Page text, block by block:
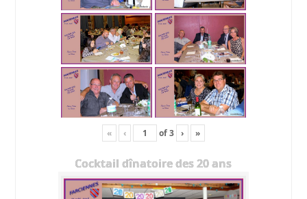
« ‹ of3 › »
Cocktail dînatoire des 20 ans